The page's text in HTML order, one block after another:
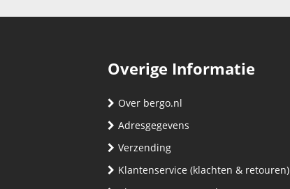
Overige Informatie
Over bergo.nl
Adresgegevens
Verzending
Klantenservice (klachten & retouren)